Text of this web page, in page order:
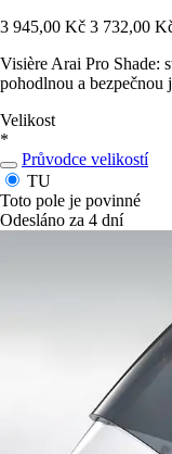
3 945,00 Kč 3 732,00
Visière Arai Pro Shade:
pohodlnou a bezpečnou
Velikost
*
Průvodce velikostí
TU
Toto pole je povinné
Odesláno za 4 dní